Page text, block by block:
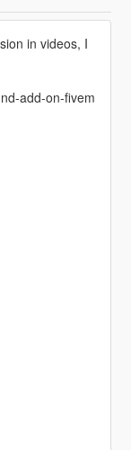
in videos, I
add-on-fivem